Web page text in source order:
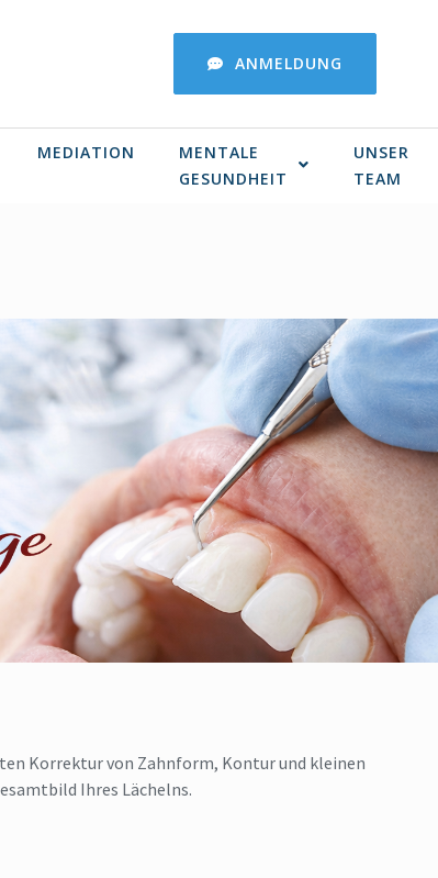
ANMELDUNG
MEDIATION
MENTALE
GESUNDHEIT
UNSER
TEAM
Korrektur von Zahnform, Kontur und kleinen
Ihres Lächelns.